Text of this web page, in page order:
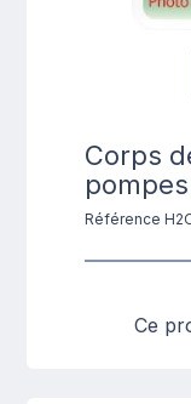
Corps
pompes
Référence
Ce